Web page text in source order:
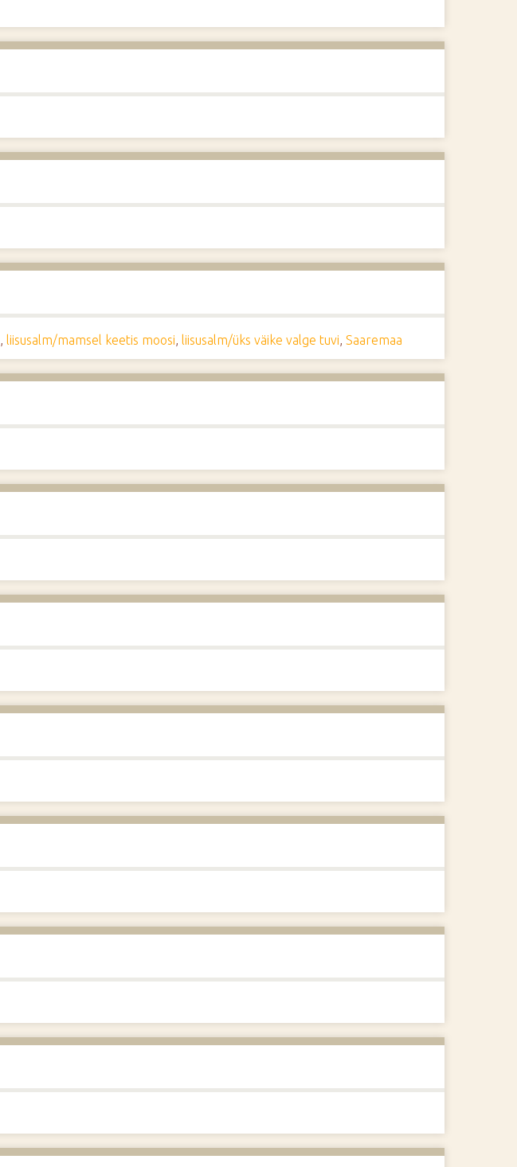
,liisusalm/mamsel keetis moosi,liisusalm/üks väike valge tuvi,Saaremaa